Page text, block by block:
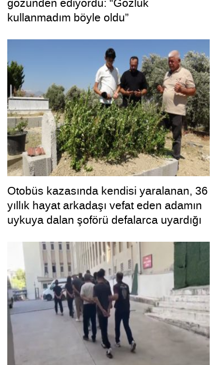
kullanmadım böyle oldu”
Otobüs kazasında kendisi yaralanan, 36
yıllık hayat arkadaşı vefat eden adamın
uykuya dalan şoförü defalarca uyardığı